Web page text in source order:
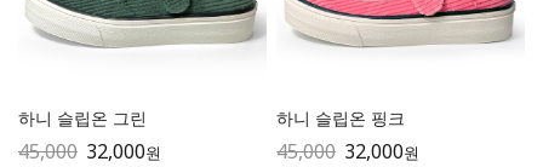
하니 슬립온 그린
45,000 32,000원
하니 슬립온 핑크
45,000 32,000원